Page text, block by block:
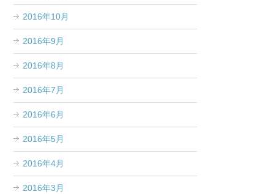
2016年10月
2016年9月
2016年8月
2016年7月
2016年6月
2016年5月
2016年4月
2016年3月